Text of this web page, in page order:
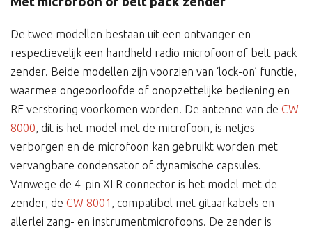
De twee modellen bestaan uit een ontvanger en
respectievelijk een handheld radio microfoon of belt pack
zender. Beide modellen zijn voorzien van ‘lock-on’ functie,
waarmee ongeoorloofde of onopzettelijke bediening en
RF verstoring voorkomen worden. De antenne van de CW
8000, dit is het model met de microfoon, is netjes
verborgen en de microfoon kan gebruikt worden met
vervangbare condensator of dynamische capsules.
Vanwege de 4-pin XLR connector is het model met de
zender, de CW 8001 , compatibel met gitaarkabels en
allerlei zang- en instrumentmicrofoons. De zender is